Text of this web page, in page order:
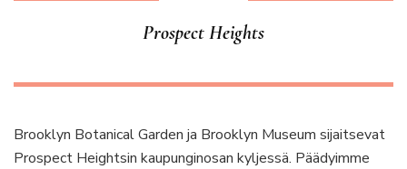
Prospect Heights
Brooklyn Botanical Garden ja Brooklyn Museum sijaitsevat
Prospect Heightsin kaupunginosan kyljessä. Päädyimme